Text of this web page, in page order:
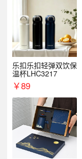
乐扣乐扣轻弹双饮保
温杯LHC3217
￥89